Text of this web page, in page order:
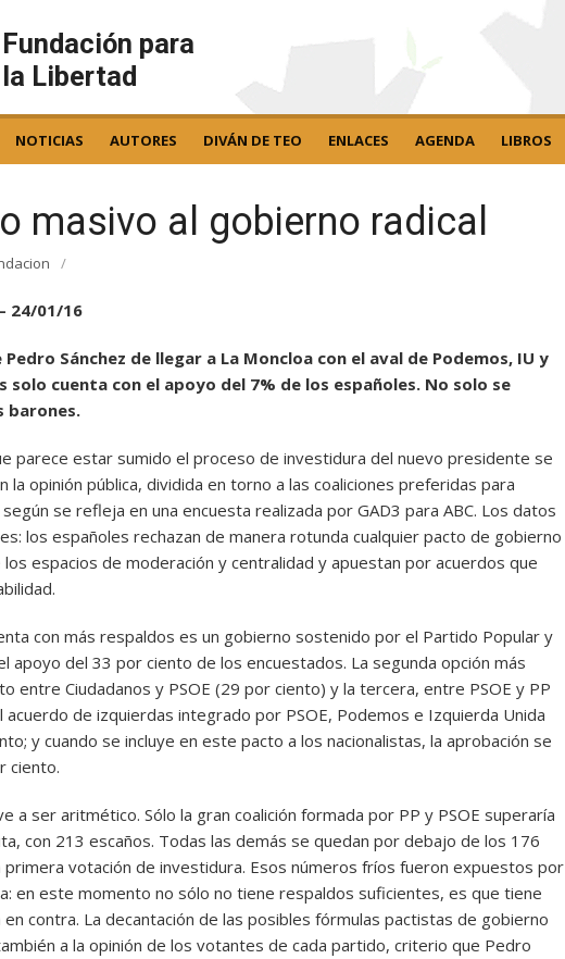
Fundación para
la Libertad
NOTICIAS AUTORES DIVÁN DE TEO ENLACES AGENDA LIBROS
masivo al gobierno radical
/
24/01/16
Pedro Sánchez de llegar a La Moncloa con el aval de Podemos, IU y
solo cuenta con el apoyo del 7% de los españoles. No solo se
barones.
parece estar sumido el proceso de investidura del nuevo presidente se
la opinión pública, dividida en torno a las coaliciones preferidas para
se refleja en una encuesta realizada por GAD3 para ABC. Los datos
los españoles rechazan de manera rotunda cualquier pacto de gobierno
espacios de moderación y centralidad y apuestan por acuerdos que
con más respaldos es un gobierno sostenido por el Partido Popular y
apoyo del 33 por ciento de los encuestados. La segunda opción más
entre Ciudadanos y PSOE (29 por ciento) y la tercera, entre PSOE y PP
acuerdo de izquierdas integrado por PSOE, Podemos e Izquierda Unida
y cuando se incluye en este pacto a los nacionalistas, la aprobación se
ciento.
a ser aritmético. Sólo la gran coalición formada por PP y PSOE superaría
con 213 escaños. Todas las demás se quedan por debajo de los 176
primera votación de investidura. Esos números fríos fueron expuestos por
en este momento no sólo no tiene respaldos suficientes, es que tiene
en contra. La decantación de las posibles fórmulas pactistas de gobierno
a la opinión de los votantes de cada partido, criterio que Pedro